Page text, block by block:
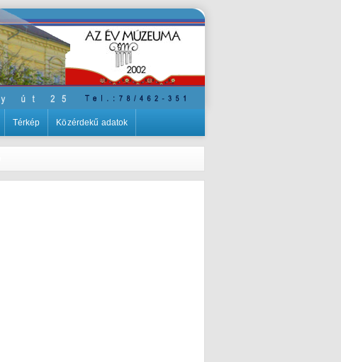
Térkép Közérdekű adatok